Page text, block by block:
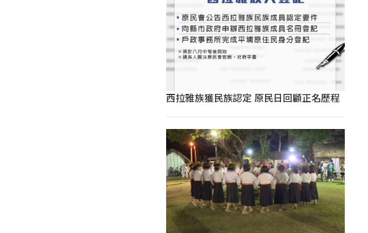
西拉雅族獲民族認定 原民日回顧正名歷程